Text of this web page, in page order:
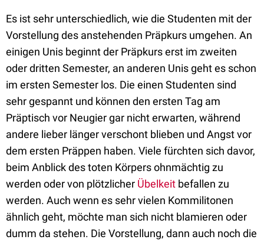
Es ist sehr unterschiedlich, wie die Studenten mit der
Vorstellung des anstehenden Präpkurs umgehen. An
einigen Unis beginnt der Präpkurs erst im zweiten
oder dritten Semester, an anderen Unis geht es schon
im ersten Semester los. Die einen Studenten sind
sehr gespannt und können den ersten Tag am
Präptisch vor Neugier gar nicht erwarten, während
andere lieber länger verschont blieben und Angst vor
dem ersten Präppen haben. Viele fürchten sich davor,
beim Anblick des toten Körpers ohnmächtig zu
werden oder von plötzlicher Übelkeit befallen zu
werden. Auch wenn es sehr vielen Kommilitonen
ähnlich geht, möchte man sich nicht blamieren oder
dumm da stehen. Die Vorstellung, dann auch noch die